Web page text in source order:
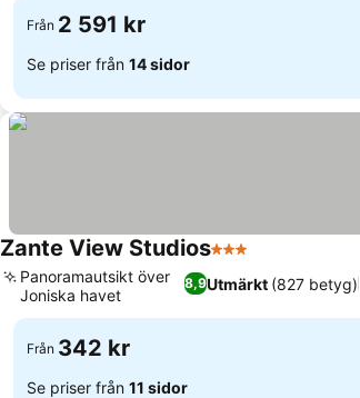
Från 2 591 kr
Se priser från 14 sidor
Zante View Studios3 Stjärnor
8,9Utmärkt (827 betyg)
Panoramautsikt över
Joniska havet
Från 342 kr
Se priser från 11 sidor